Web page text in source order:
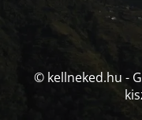
© kellneked.hu -